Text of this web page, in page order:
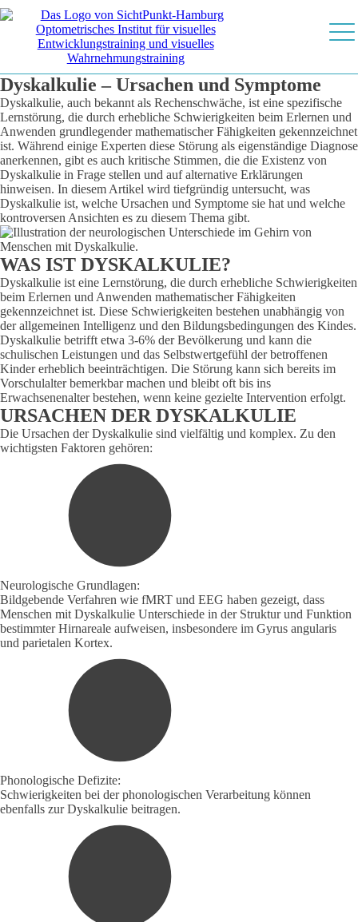
Dyskalkulie – Ursachen und Symptome
Dyskalkulie, auch bekannt als Rechenschwäche, ist eine spezifische
Lernstörung, die durch erhebliche Schwierigkeiten beim Erlernen und
Anwenden grundlegender mathematischer Fähigkeiten gekennzeichnet
ist. Während einige Experten diese Störung als eigenständige Diagnose
anerkennen, gibt es auch kritische Stimmen, die die Existenz von
Dyskalkulie in Frage stellen und auf alternative Erklärungen
hinweisen. In diesem Artikel wird tiefgründig untersucht, was
Dyskalkulie ist, welche Ursachen und Symptome sie hat und welche
kontroversen Ansichten es zu diesem Thema gibt.
WAS IST DYSKALKULIE?
Dyskalkulie ist eine Lernstörung, die durch erhebliche Schwierigkeiten
beim Erlernen und Anwenden mathematischer Fähigkeiten
gekennzeichnet ist. Diese Schwierigkeiten bestehen unabhängig von
der allgemeinen Intelligenz und den Bildungsbedingungen des Kindes.
Dyskalkulie betrifft etwa 3-6% der Bevölkerung und kann die
schulischen Leistungen und das Selbstwertgefühl der betroffenen
Kinder erheblich beeinträchtigen. Die Störung kann sich bereits im
Vorschulalter bemerkbar machen und bleibt oft bis ins
Erwachsenenalter bestehen, wenn keine gezielte Intervention erfolgt.
URSACHEN DER DYSKALKULIE
Die Ursachen der Dyskalkulie sind vielfältig und komplex. Zu den
wichtigsten Faktoren gehören:
Neurologische Grundlagen:
Bildgebende Verfahren wie fMRT und EEG haben gezeigt, dass
Menschen mit Dyskalkulie Unterschiede in der Struktur und Funktion
bestimmter Hirnareale aufweisen, insbesondere im Gyrus angularis
und parietalen Kortex.
Phonologische Defizite:
Schwierigkeiten bei der phonologischen Verarbeitung können
ebenfalls zur Dyskalkulie beitragen.